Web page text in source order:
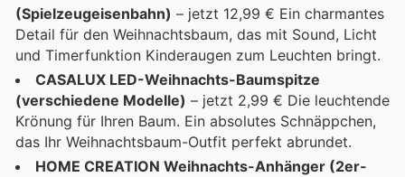
(Spielzeugeisenbahn) – jetzt 12,99 € Ein charmantes
Detail für den Weihnachtsbaum, das mit Sound, Licht
und Timerfunktion Kinderaugen zum Leuchten bringt.
CASALUX LED-Weihnachts-Baumspitze
(verschiedene Modelle) – jetzt 2,99 € Die leuchtende
Krönung für Ihren Baum. Ein absolutes Schnäppchen,
das Ihr Weihnachtsbaum-Outfit perfekt abrundet.
HOME CREATION Weihnachts-Anhänger (2er-